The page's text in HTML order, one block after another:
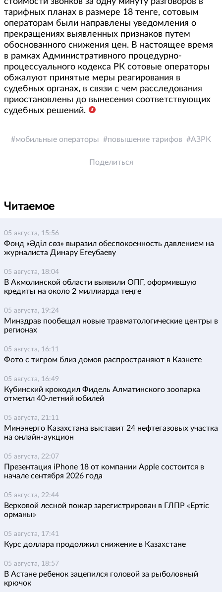
тарифных планах в размере 18 тенге, сотовым
операторам были направлены уведомления о
прекращениях выявленных признаков путем
обоснованного снижения цен. В настоящее время
в рамках Административного процедурно-
процессуального кодекса РК сотовые операторы
обжалуют принятые меры реагирования в
судебных органах, в связи с чем расследования
приостановлены до вынесения соответствующих
судебных решений.
мобильные операторы повышение тарифов АЗРК
Поделиться
Читаемое
05 августа, 15:56
Фонд «Әділ сөз» выразил обеспокоенность давлением на
журналиста Динару Егеубаеву
05 августа, 18:04
В Акмолинской области выявили ОПГ, оформившую
кредиты на около 2 миллиарда теңге
05 августа, 19:24
Минздрав пообещал новые травматологические центры в
регионах
05 августа, 16:11
Фото с тигром близ домов распространяют в Казнете
05 августа, 16:49
Кубинский крокодил Фидель Алматинского зоопарка
отметил 40-летний юбилей
05 августа, 21:11
Минэнерго Казахстана выставит 24 нефтегазовых участка
на онлайн-аукцион
05 августа, 22:07
Презентация iPhone 18 от компании Apple состоится в
начале сентября 2026 года
05 августа, 22:44
Верховой лесной пожар зарегистрирован в ГЛПР «Ертіс
орманы»
05 августа, 17:41
Курс доллара продолжил снижение в Казахстане
05 августа, 18:57
В Астане ребенок зацепился головой за рыболовный
крючок